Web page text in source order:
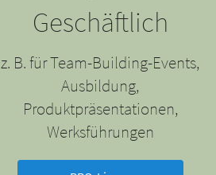
Geschäftlich
z. B. für Team-Building-Events,
Ausbildung,
Produktpräsentationen,
Werksführungen